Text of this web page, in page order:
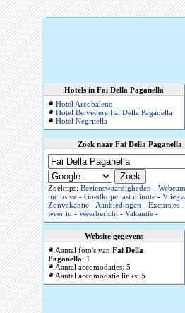
Hotels in Fai Della Paganella
Hotel Arcobaleno
Hotel Belvedere Fai Della Paganella
Hotel Negritella
Zoek naar Fai Della Paganella
Zoektips: Bezienswaardigheden- Webcam
inclusive- Goedkope last minute-
Zonvakantie-Aanbiedingen- Excursies-
weer in- Weerbericht- Vakantie-
Website gegevens
Aantal foto's van Fai Della
Paganella: 1
Aantal accomodaties: 5
Aantal accomodatie links: 5